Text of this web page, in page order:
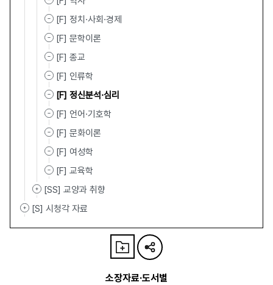
[F] 정치·사회·경제
[F] 문학이론
[F] 종교
[F] 인류학
[F] 정신분석·심리
[F] 언어·기호학
[F] 문화이론
[F] 여성학
[F] 교육학
[SS] 교양과 취향
[S] 시청각 자료
소장자료·도서별